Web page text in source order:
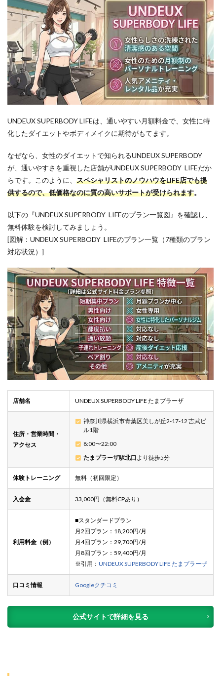
UNDEUX SUPERBODY LIFEは、通いやすい月額料金で、女性に特
化したダイエットやボディメイクに期待がもてます。
なぜなら、女性のダイエットで知られるUNDEUX SUPERBODY
が、通いやすさを重視した店舗がUNDEUX SUPERBODY LIFEだか
らです。
このように、 スペシャリストのノウハウをLIFE店でも提
供するので、低価格なのに質の高いサポートが受けられます。
以下の『UNDEUX SUPERBODY LIFEのプラン一覧図』を確認し、
無料体験を検討してみましょう。
[図解：UNDEUX SUPERBODY LIFEのプラン一覧（7種類のプラン
対応状況）]
店舗名 UNDEUX SUPERBODY LIFE たまプラーザ
住所・営業時間・
アクセス
神奈川県横浜市青葉区美しが丘2-17-12 吉武ビ
ル1階
8:00〜22:00
たまプラーザ駅北口 より徒歩5分
体験トレーニング 無料（初回限定）
入会金 33,000円（無料CPあり）
利用料金（例）
■スタンダードプラン
月2回プラン：18,200円/月
月4回プラン：29,700円/月
月8回プラン：59,400円/月
※引用： UNDEUX SUPERBODY LIFE たまプラーザ
口コミ情報 Googleクチコミ
公式サイトで詳細を見る